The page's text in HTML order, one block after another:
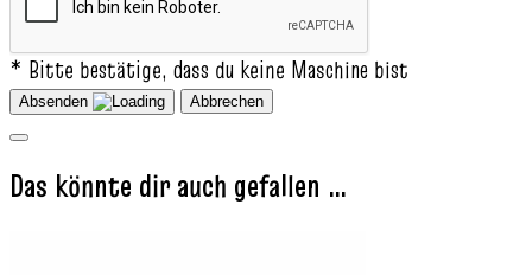
* Bitte bestätige, dass du keine Maschine bist
Absenden Abbrechen
Das könnte dir auch gefallen …